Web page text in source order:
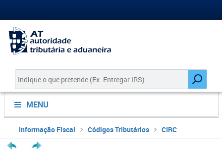
MENU
Informação Fiscal Códigos Tributários CIRC